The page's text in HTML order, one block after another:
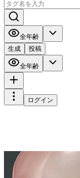
全年齢
生成
投稿
全年齢
ログイン